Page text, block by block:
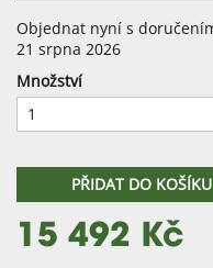
Objednat nyní s
21 srpna 2026
Množství
PŘIDAT DO KOŠÍKU
15 492 Kč